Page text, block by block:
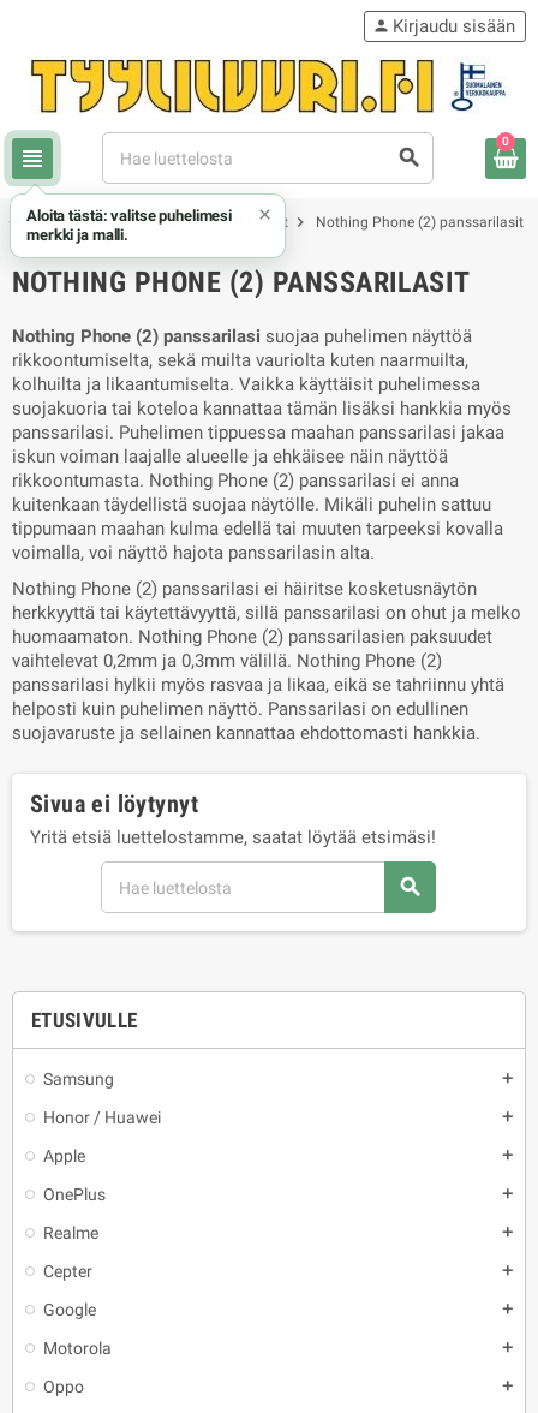
view_headline search
person Kirjaudu sisään
0
chevron_rightNothingchevron_rightNothing Phone (2) kuoret chevron_right Nothing Phone (2) panssarilasit
ETUSIVULLE
Samsung add
Honor / Huawei add
Apple add
OnePlus add
Realme add
Cepter add
Google add
Motorola add
Oppo add
NOTHING PHONE (2) PANSSARILASIT
Nothing Phone (2) panssarilasi suojaa puhelimen näyttöä
rikkoontumiselta, sekä muilta vauriolta kuten naarmuilta,
kolhuilta ja likaantumiselta. Vaikka käyttäisit puhelimessa
suojakuoria tai koteloa kannattaa tämän lisäksi hankkia myös
panssarilasi. Puhelimen tippuessa maahan panssarilasi jakaa
iskun voiman laajalle alueelle ja ehkäisee näin näyttöä
rikkoontumasta. Nothing Phone (2) panssarilasi ei anna
kuitenkaan täydellistä suojaa näytölle. Mikäli puhelin sattuu
tippumaan maahan kulma edellä tai muuten tarpeeksi kovalla
voimalla, voi näyttö hajota panssarilasin alta.
Nothing Phone (2) panssarilasi ei häiritse kosketusnäytön
herkkyyttä tai käytettävyyttä, sillä panssarilasi on ohut ja melko
huomaamaton. Nothing Phone (2) panssarilasien paksuudet
vaihtelevat 0,2mm ja 0,3mm välillä. Nothing Phone (2)
panssarilasi hylkii myös rasvaa ja likaa, eikä se tahriinnu yhtä
helposti kuin puhelimen näyttö. Panssarilasi on edullinen
suojavaruste ja sellainen kannattaa ehdottomasti hankkia.
Sivua ei löytynyt
Yritä etsiä luettelostamme, saatat löytää etsimäsi!
search
Aloita tästä: valitse puhelimesi
merkki ja malli.
×